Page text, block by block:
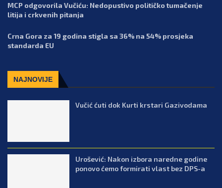
MCP odgovorila Vučiću: Nedopustivo političko tumačenje
litija i crkvenih pitanja
Crna Gora za 19 godina stigla sa 36% na 54% prosjeka
standarda EU
NAJNOVIJE
Vučić ćuti dok Kurti krstari Gazivodama
Urošević: Nakon izbora naredne godine
ponovo ćemo formirati vlast bez DPS-a